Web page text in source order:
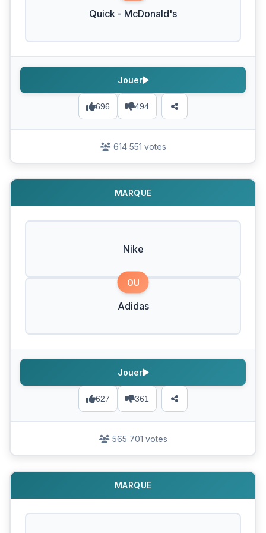
Quick - McDonald's
696 494
Jouer
614 551 votes
MARQUE
Nike
OU
Adidas
627 361
Jouer
565 701 votes
MARQUE